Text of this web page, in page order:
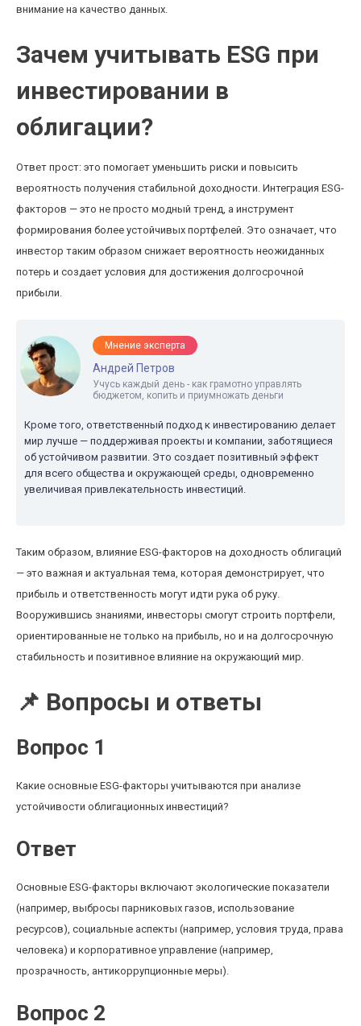
внимание на качество данных.
Зачем учитывать ESG при
инвестировании в
облигации?
Ответ прост: это помогает уменьшить риски и повысить
вероятность получения стабильной доходности. Интеграция ESG-
факторов — это не просто модный тренд, а инструмент
формирования более устойчивых портфелей. Это означает, что
инвестор таким образом снижает вероятность неожиданных
потерь и создает условия для достижения долгосрочной
прибыли.
Мнение эксперта
Андрей Петров
Учусь каждый день - как грамотно управлять
бюджетом, копить и приумножать деньги
Кроме того, ответственный подход к инвестированию делает
мир лучше — поддерживая проекты и компании, заботящиеся
об устойчивом развитии. Это создает позитивный эффект
для всего общества и окружающей среды, одновременно
увеличивая привлекательность инвестиций.
Таким образом, влияние ESG-факторов на доходность облигаций
— это важная и актуальная тема, которая демонстрирует, что
прибыль и ответственность могут идти рука об руку.
Вооружившись знаниями, инвесторы смогут строить портфели,
ориентированные не только на прибыль, но и на долгосрочную
стабильность и позитивное влияние на окружающий мир.
📌 Вопросы и ответы
Вопрос 1
Какие основные ESG-факторы учитываются при анализе
устойчивости облигационных инвестиций?
Ответ
Основные ESG-факторы включают экологические показатели
(например, выбросы парниковых газов, использование
ресурсов), социальные аспекты (например, условия труда, права
человека) и корпоративное управление (например,
прозрачность, антикоррупционные меры).
Вопрос 2